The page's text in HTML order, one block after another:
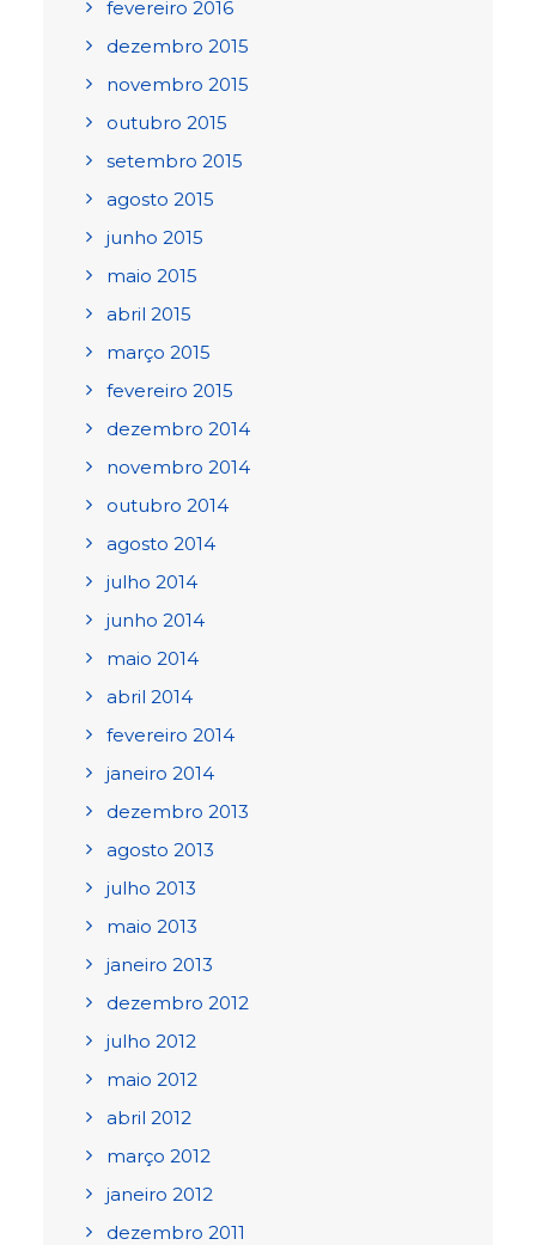
fevereiro 2016
dezembro 2015
novembro 2015
outubro 2015
setembro 2015
agosto 2015
junho 2015
maio 2015
abril 2015
março 2015
fevereiro 2015
dezembro 2014
novembro 2014
outubro 2014
agosto 2014
julho 2014
junho 2014
maio 2014
abril 2014
fevereiro 2014
janeiro 2014
dezembro 2013
agosto 2013
julho 2013
maio 2013
janeiro 2013
dezembro 2012
julho 2012
maio 2012
abril 2012
março 2012
janeiro 2012
dezembro 2011